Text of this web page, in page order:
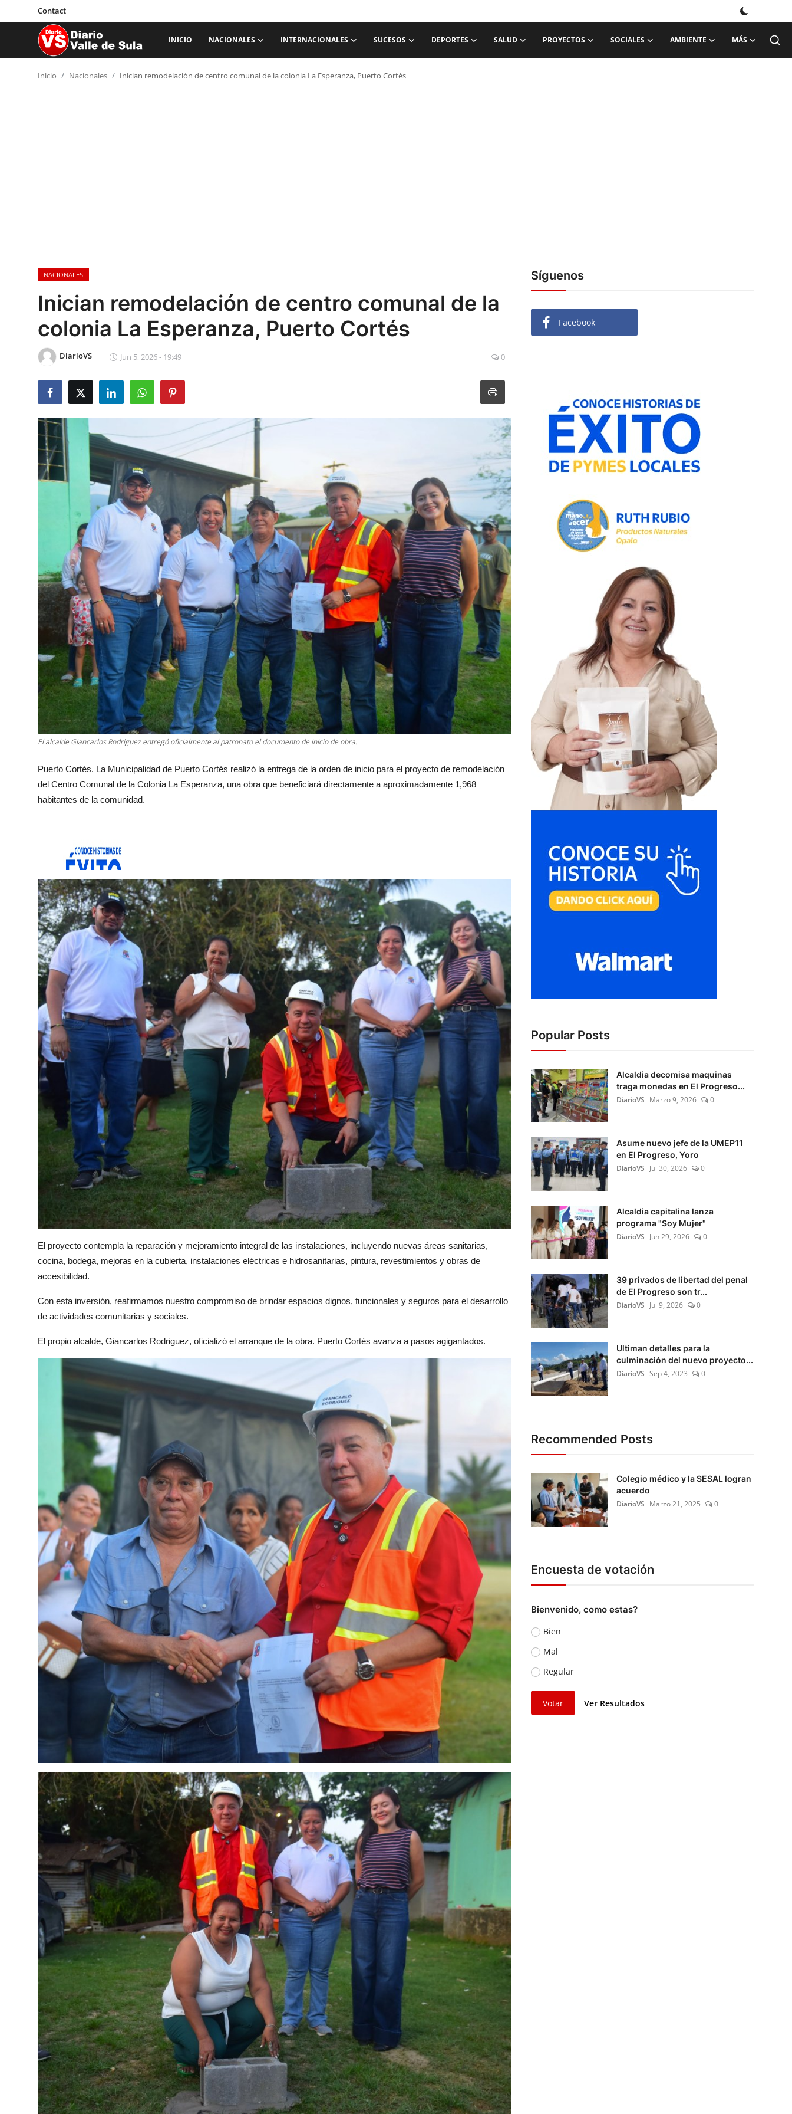
Contact
INICIO NACIONALES INTERNACIONALES SUCESOS DEPORTES SALUD PROYECTOS SOCIALES AMBIENTE MÁS
Sociales
Ambiente
Gobierno
Inicio Nacionales Inician remodelación de centro comunal de la colonia La Esperanza, Puerto Cortés
NACIONALES
Inician remodelación de centro comunal de la
colonia La Esperanza, Puerto Cortés
DiarioVS Jun 5, 2026 - 19:49 0
El alcalde Giancarlos Rodriguez entregó oficialmente al patronato el documento de inicio de obra.
Puerto Cortés. La Municipalidad de Puerto Cortés realizó la entrega de la orden de inicio para el proyecto de remodelación
del Centro Comunal de la Colonia La Esperanza, una obra que beneficiará directamente a aproximadamente 1,968
habitantes de la comunidad.
El proyecto contempla la reparación y mejoramiento integral de las instalaciones, incluyendo nuevas áreas sanitarias,
cocina, bodega, mejoras en la cubierta, instalaciones eléctricas e hidrosanitarias, pintura, revestimientos y obras de
accesibilidad.
Con esta inversión, reafirmamos nuestro compromiso de brindar espacios dignos, funcionales y seguros para el desarrollo
de actividades comunitarias y sociales.
El propio alcalde, Giancarlos Rodriguez, oficializó el arranque de la obra. Puerto Cortés avanza a pasos agigantados.
Síguenos
Facebook
Popular Posts
Alcaldia decomisa maquinas
traga monedas en El Progreso...
DiarioVS Marzo 9, 2026 0
Asume nuevo jefe de la UMEP11
en El Progreso, Yoro
DiarioVS Jul 30, 2026 0
Alcaldia capitalina lanza
programa "Soy Mujer"
DiarioVS Jun 29, 2026 0
39 privados de libertad del penal
de El Progreso son tr...
DiarioVS Jul 9, 2026 0
Ultiman detalles para la
culminación del nuevo proyecto...
DiarioVS Sep 4, 2023 0
Recommended Posts
Colegio médico y la SESAL logran
acuerdo
DiarioVS Marzo 21, 2025 0
Encuesta de votación
Bienvenido, como estas?
Bien
Mal
Regular
Votar Ver Resultados